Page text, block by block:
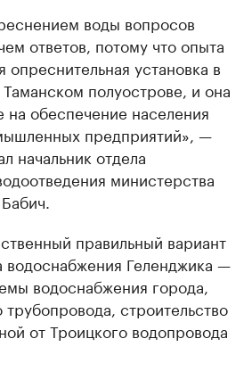
воды вопросов
ответов, потому что опыта
опреснительная установка в
полуострове, и она
на обеспечение населения
предприятий», —
начальник отдела
министерства
правильный вариант
Геленджика —
водоснабжения города,
трубопровода, строительство
от Троицкого водопровода